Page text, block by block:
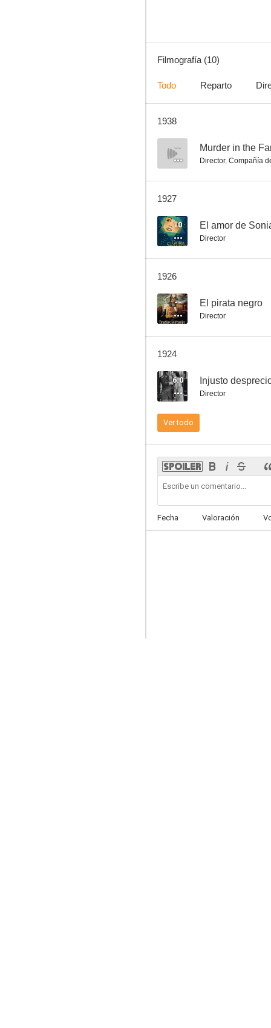
--
Filmografía (10)
Todo Reparto
1938
-- Murder in the
Director, Compañía
1927
10 El amor de
Director
1926
-- El pirata negro
Director
1924
6.0 Injusto
Director
Ver todo
Fecha Valoración